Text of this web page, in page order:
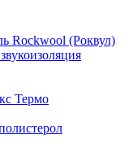
Rockwool (Роквул)
Термо